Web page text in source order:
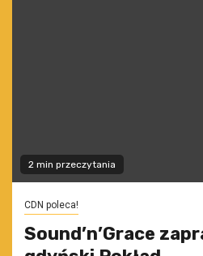
2 min przeczytania
CDN poleca!
Sound’n’Grace